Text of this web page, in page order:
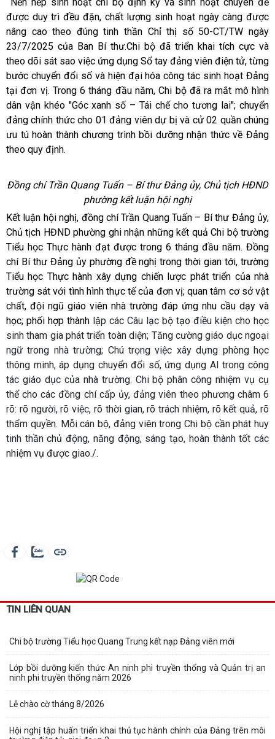
được duy trì đều đặn, chất lượng sinh hoạt ngày càng được
nâng cao theo đúng tinh thần Chỉ thị số 50-CT/TW ngày
23/7/2025 của Ban Bí thư.Chi bộ đã triển khai tích cực và
theo dõi sát sao việc ứng dụng Sổ tay đảng viên điện tử, từng
bước chuyển đổi số và hiện đại hóa công tác sinh hoạt Đảng
tại đơn vị. Trong 6 tháng đầu năm, Chi bộ đã ra mắt mô hình
dân vận khéo "Góc xanh số – Tái chế cho tương lai"; chuyển
đảng chính thức cho 01 đảng viên dự bị và cử 02 quần chúng
ưu tú hoàn thành chương trình bồi dưỡng nhận thức về Đảng
theo quy định.
Đồng chí Trần Quang Tuấn – Bí thư Đảng ủy, Chủ tịch HĐND
phường kết luận hội nghị
Kết luận hội nghị, đồng chí Trần Quang Tuấn – Bí thư Đảng ủy,
Chủ tịch HĐND phường ghi nhận những kết quả Chi bộ trường
Tiểu học Thực hành đạt được trong 6 tháng đầu năm. Đồng
chí Bí thư Đảng ủy phường đề nghị trong thời gian tới, trường
Tiểu học Thực hành xây dựng chiến lược phát triển của nhà
trường sát với tình hình thực tế của đơn vị; quan tâm cơ sở vật
chất, đội ngũ giáo viên nhà trường đáp ứng nhu cầu dạy và
học; phối hợp thành lập các Câu lạc bộ tạo điều kiện cho học
sinh tham gia phát triển toàn diện; Tăng cường giáo dục ngoại
ngữ trong nhà trường; Chú trọng việc xây dựng phòng học
thông minh, áp dụng chuyển đổi số, ứng dụng AI trong công
tác giáo dục của nhà trường. Chi bộ phân công nhiệm vụ cụ
thể cho các đồng chí cấp ủy, đảng viên theo phương châm 6
rõ: rõ người, rõ việc, rõ thời gian, rõ trách nhiệm, rõ kết quả, rõ
thẩm quyền. Mỗi cán bộ, đảng viên trong Chi bộ cần phát huy
tinh thần chủ động, năng động, sáng tạo, hoàn thành tốt các
nhiệm vụ được giao./.
TIN LIÊN QUAN
Chi bộ trường Tiểu học Quang Trung kết nạp Đảng viên mới
Lớp bồi dưỡng kiến thức An ninh phi truyền thống và Quản trị an
ninh phi truyền thống năm 2026
Lễ chào cờ tháng 8/2026
Hội nghị tập huấn triển khai thủ tục hành chính của Đảng trên môi